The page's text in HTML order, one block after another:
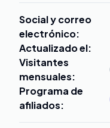
Social y correo
electrónico:
Actualizado el:
Visitantes
mensuales:
Programa de
afiliados: